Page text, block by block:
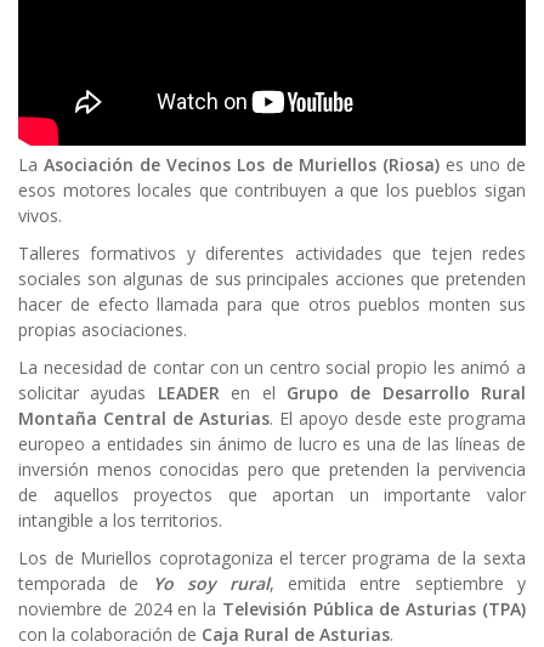
Body
LaAsociación de Vecinos Los de Muriellos (Riosa) es uno de
esos motores locales que contribuyen a que los pueblos sigan
vivos.
Talleres formativos y diferentes actividades que tejen redes
sociales son algunas de sus principales acciones que pretenden
hacer de efecto llamada para que otros pueblos monten sus
propias asociaciones.
La necesidad de contar con un centro social propio les animó a
solicitar ayudas LEADERen el Grupo de Desarrollo Rural
Montaña Central de Asturias. El apoyo desde este programa
europeo a entidades sin ánimo de lucro es una de las líneas de
inversión menos conocidas pero que pretenden la pervivencia
de aquellos proyectos que aportan un importante valor
intangible a los territorios.
Los de Muriellos coprotagoniza el tercer programa de la sexta
temporada de
Yo soy rural, emitida entre septiembre y
noviembre de 2024 en la Televisión Pública de Asturias (TPA)
con la colaboración de Caja Rural de Asturias.